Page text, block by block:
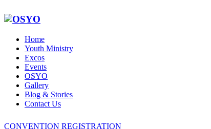
Home
Youth Ministry
Excos
Events
OSYO
Gallery
Blog & Stories
Contact Us
CONVENTION REGISTRATION